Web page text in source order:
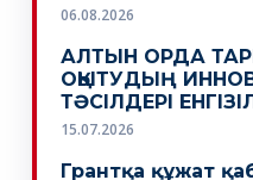
06.08.2026
АЛТЫН ОРДА
ОҚЫТУДЫҢ
ТӘСІЛДЕРІ
15.07.2026
Грантқа құжат